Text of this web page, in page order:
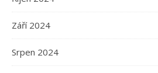
Září 2024
Srpen 2024